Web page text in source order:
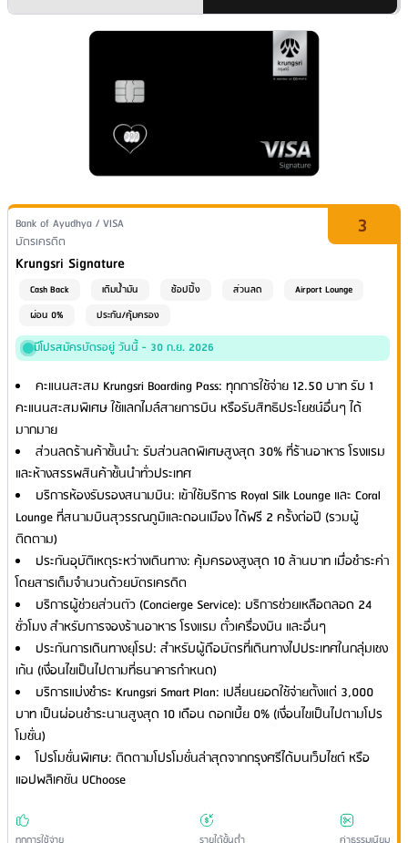
3
Issuer Name / Credit Card Type
Bank of Ayudhya / VISA
Financial Product Type
บัตรเครดิต
Credit Card Name
Krungsri Signature
Cash Back เติมน้ำมัน ช้อปปิ้ง ส่วนลด
Airport Lounge
ผ่อน 0%
ประกัน/คุ้มครอง
มีโปรสมัครบัตรอยู่ วันนี้ - 30 ก.ย. 2026
คะแนนสะสม Krungsri Boarding Pass: ทุกการใช้จ่าย 12.50 บาท รับ 1
คะแนนสะสมพิเศษ ใช้แลกไมล์สายการบิน หรือรับสิทธิประโยชน์อื่นๆ ได้
มากมาย
ส่วนลดร้านค้าชั้นนำ: รับส่วนลดพิเศษสูงสุด 30% ที่ร้านอาหาร โรงแรม
และห้างสรรพสินค้าชั้นนำทั่วประเทศ
บริการห้องรับรองสนามบิน: เข้าใช้บริการ Royal Silk Lounge และ Coral
Lounge ที่สนามบินสุวรรณภูมิและดอนเมือง ได้ฟรี 2 ครั้งต่อปี (รวมผู้
ติดตาม)
ประกันอุบัติเหตุระหว่างเดินทาง: คุ้มครองสูงสุด 10 ล้านบาท เมื่อชำระค่า
โดยสารเต็มจำนวนด้วยบัตรเครดิต
บริการผู้ช่วยส่วนตัว (Concierge Service): บริการช่วยเหลือตลอด 24
ชั่วโมง สำหรับการจองร้านอาหาร โรงแรม ตั๋วเครื่องบิน และอื่นๆ
ประกันการเดินทางยุโรป: สำหรับผู้ถือบัตรที่เดินทางไปประเทศในกลุ่มเชง
เก้น (เงื่อนไขเป็นไปตามที่ธนาคารกำหนด)
บริการแบ่งชำระ Krungsri Smart Plan: เปลี่ยนยอดใช้จ่ายตั้งแต่ 3,000
บาท เป็นผ่อนชำระนานสูงสุด 10 เดือน ดอกเบี้ย 0% (เงื่อนไขเป็นไปตามโปร
โมชั่น)
โปรโมชั่นพิเศษ: ติดตามโปรโมชั่นล่าสุดจากกรุงศรีได้บนเว็บไซต์ หรือ
แอปพลิเคชัน UChoose